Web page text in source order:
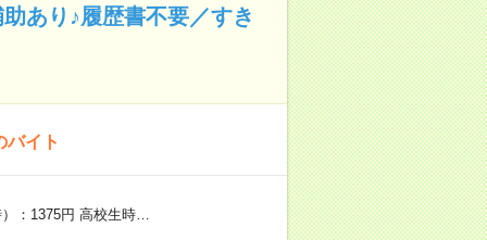
あり♪履歴書不要／すき
バイト
：1375円 高校生時…